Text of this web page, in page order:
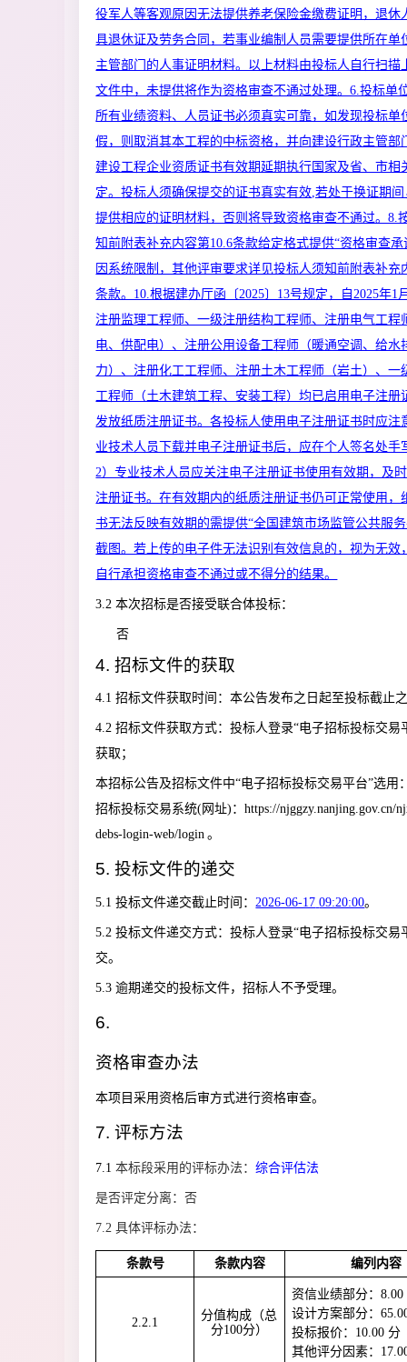
役军人等客观原因无法提供养老保险金缴费证明，退休
具退休证及劳务合同，若事业编制人员需要提供所在单
主管部门的人事证明材料。以上材料由投标人自行扫描
文件中，未提供将作为资格审查不通过处理。6.投标单
所有业绩资料、人员证书必须真实可靠，如发现投标单
假，则取消其本工程的中标资格，并向建设行政主管部
建设工程企业资质证书有效期延期执行国家及省、市相
定。投标人须确保提交的证书真实有效,若处于换证期
提供相应的证明材料，否则将导致资格审查不通过。8.
知前附表补充内容第10.6条款给定格式提供“资格审查承
因系统限制，其他评审要求详见投标人须知前附表补充
条款。10.根据建办厅函〔2025〕13号规定，自2025年1
注册监理工程师、一级注册结构工程师、注册电气工程
电、供配电）、注册公用设备工程师（暖通空调、给水
力）、注册化工工程师、注册土木工程师（岩土）、一
工程师（土木建筑工程、安装工程）均已启用电子注册
发放纸质注册证书。各投标人使用电子注册证书时应注
业技术人员下载并电子注册证书后，应在个人签名处手
2）专业技术人员应关注电子注册证书使用有效期，及
注册证书。在有效期内的纸质注册证书仍可正常使用，
书无法反映有效期的需提供“全国建筑市场监管公共服
截图。若上传的电子件无法识别有效信息的，视为无效
自行承担资格审查不通过或不得分的结果。
3. 2本次招标是否接受联合体投标：
否
4. 招标文件的获取
4.1 招标文件获取时间：本公告发布之日起至投标截止
4.2 招标文件获取方式：投标人登录“电子招标投标交易
获取；
本招标公告及招标文件中“电子招标投标交易平台”选用
招标投标交易系统(网址)：https://njggzy.nanjing.gov.cn/
debs-login-web/login 。
5. 投标文件的递交
5.1 投标文件递交截止时间 ： 2026-06-17 09:20:00。
5.2投标文件递交方式：投标人登录“电子招标投标交易
交。
5.3逾期递交的投标文件，招标人不予受理。
6.
资格审查办法
本项目采用资格后审方式进行资格审查。
7.评标方法
7.1本标段采用 的评标办法：综合评估法
是否评定分离：否
7.2 具体评标办法：
条款号 条款内容 编列内容
2.2.1
分值构成（总
分100分）
资信业绩部分：8.00
设计方案部分：
投标报价：10.00 分
其他评分因素：